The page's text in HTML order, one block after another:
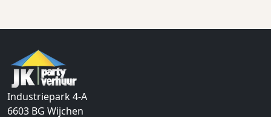
Industriepark 4-A
6603 BG Wijchen